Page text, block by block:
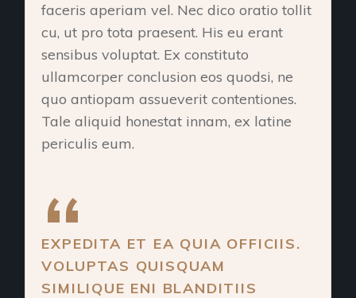
faceris aperiam vel. Nec dico oratio tollit
cu, ut pro tota praesent. His eu erant
sensibus voluptat. Ex constituto
ullamcorper conclusion eos quodsi, ne
quo antiopam assueverit contentiones.
Tale aliquid honestat innam, ex latine
periculis eum.
EXPEDITA ET EA QUIA OFFICIIS.
VOLUPTAS QUISQUAM
SIMILIQUE ENI BLANDITIIS